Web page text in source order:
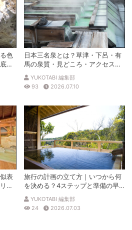
色
解
日本三名泉とは？草津・下呂・有
馬の泉質・見どころ・アクセスを
徹底解説
YUKOTABI 編集部
93
2026.07.10
表
ッ
旅行の計画の立て方｜いつから何
を決める？4ステップと準備の早
見表
YUKOTABI 編集部
24
2026.07.03